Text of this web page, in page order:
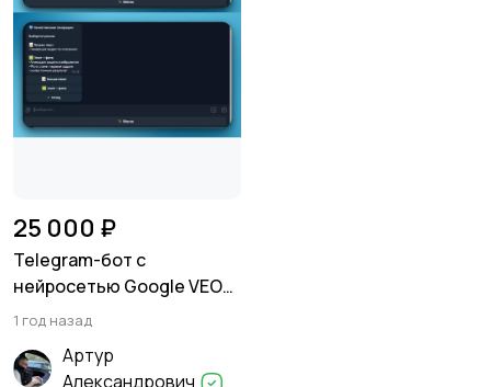
25 000 ₽
Telegram-бот с
нейросетью Google VEO3,
Мультисистема, SaaS
1 год назад
Артур
Александрович